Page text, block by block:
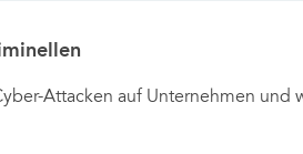
Attacken auf Unternehmen und